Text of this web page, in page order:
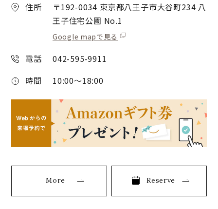
住所
〒192-0034 東京都八王子市大谷町234 八
王子住宅公園 No.1
Google mapで見る
電話
042-595-9911
時間
10:00〜18:00
More Reserve